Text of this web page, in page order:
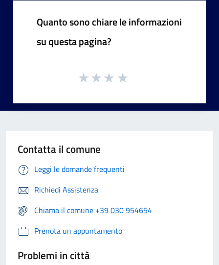
Quanto sono chiare le informazioni
su questa pagina?
Contatta il comune
Leggi le domande frequenti
Richiedi Assistenza
Chiama il comune +39 030 954654
Prenota un appuntamento
Problemi in città